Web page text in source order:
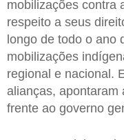
mobilizações contra
respeito a seus
longo de todo o ano
mobilizações
regional e nacional.
alianças, apontaram
frente ao governo